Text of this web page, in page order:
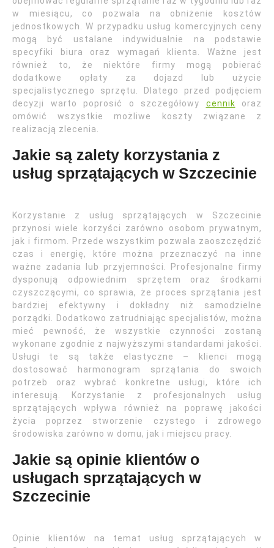
w miesiącu, co pozwala na obniżenie kosztów
jednostkowych. W przypadku usług komercyjnych ceny
mogą być ustalane indywidualnie na podstawie
specyfiki biura oraz wymagań klienta. Ważne jest
również to, że niektóre firmy mogą pobierać
dodatkowe opłaty za dojazd lub użycie
specjalistycznego sprzętu. Dlatego przed podjęciem
decyzji warto poprosić o szczegółowy cennik oraz
omówić wszystkie możliwe koszty związane z
realizacją zlecenia.
Jakie są zalety korzystania z
usług sprzątających w Szczecinie
Korzystanie z usług sprzątających w Szczecinie
przynosi wiele korzyści zarówno osobom prywatnym,
jak i firmom. Przede wszystkim pozwala zaoszczędzić
czas i energię, które można przeznaczyć na inne
ważne zadania lub przyjemności. Profesjonalne firmy
dysponują odpowiednim sprzętem oraz środkami
czyszczącymi, co sprawia, że proces sprzątania jest
bardziej efektywny i dokładny niż samodzielne
porządki. Dodatkowo zatrudniając specjalistów, można
mieć pewność, że wszystkie czynności zostaną
wykonane zgodnie z najwyższymi standardami jakości.
Usługi te są także elastyczne – klienci mogą
dostosować harmonogram sprzątania do swoich
potrzeb oraz wybrać konkretne usługi, które ich
interesują. Korzystanie z profesjonalnych usług
sprzątających wpływa również na poprawę jakości
życia poprzez stworzenie czystego i zdrowego
środowiska zarówno w domu, jak i miejscu pracy.
Jakie są opinie klientów o
usługach sprzątających w
Szczecinie
Opinie klientów na temat usług sprzątających w